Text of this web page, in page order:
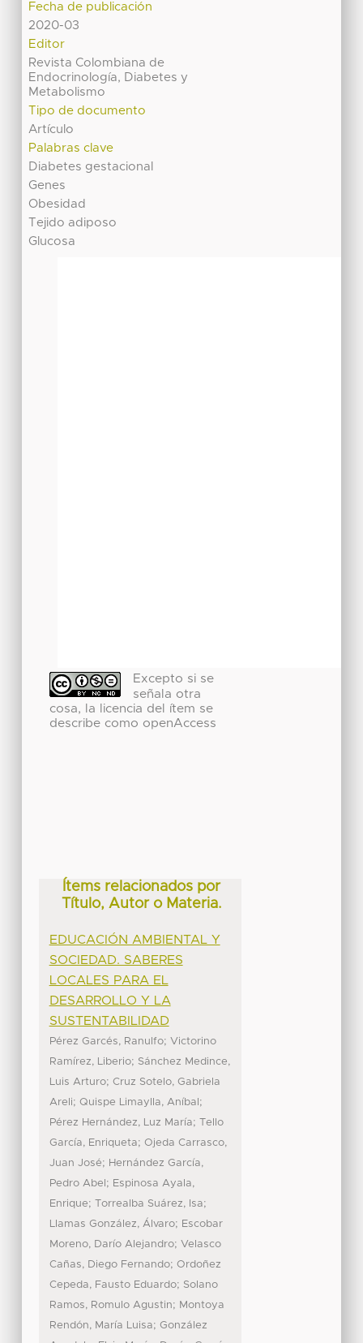
Fecha de publicación
2020-03
Editor
Revista Colombiana de
Endocrinología, Diabetes y
Metabolismo
Tipo de documento
Artículo
Palabras clave
Diabetes gestacional
Genes
Obesidad
Tejido adiposo
Glucosa
Excepto si se
señala otra
cosa, la licencia del ítem se
describe como openAccess
Ítems relacionados por
Título, Autor o Materia.
EDUCACIÓN AMBIENTAL Y
SOCIEDAD. SABERES
LOCALES PARA EL
DESARROLLO Y LA
SUSTENTABILIDAD
Pérez Garcés, Ranulfo; Victorino
Ramírez, Liberio; Sánchez Medince,
Luis Arturo; Cruz Sotelo, Gabriela
Areli; Quispe Limaylla, Aníbal ;
Pérez Hernández, Luz María; Tello
García, Enriqueta; Ojeda Carrasco,
Juan José; Hernández García,
Pedro Abel ; Espinosa Ayala,
Enrique; Torrealba Suárez, Isa;
Llamas González, Álvaro; Escobar
Moreno, Darío Alejandro; Velasco
Cañas, Diego Fernando; Ordoñez
Cepeda, Fausto Eduardo; Solano
Ramos, Romulo Agustin; Montoya
Rendón, María Luisa; González